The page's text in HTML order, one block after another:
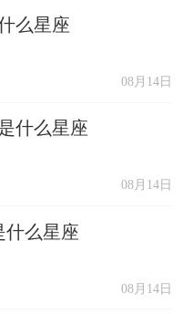
么星座
08月14日
什么星座
08月14日
什么星座
08月14日